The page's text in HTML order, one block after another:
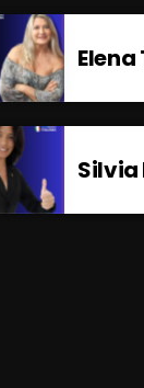
Silvia